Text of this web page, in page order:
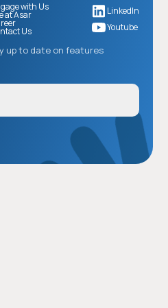
up to date on features
with Us
at Asar
Us
LinkedIn
Youtube